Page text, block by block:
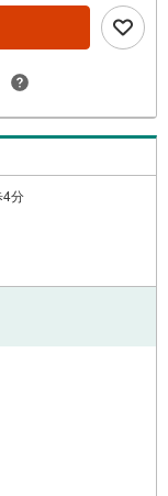
話ください。「室
約いただくとご見学
個別ライフプラン
ンジュースなどを完
気軽にお越し下さ
4分